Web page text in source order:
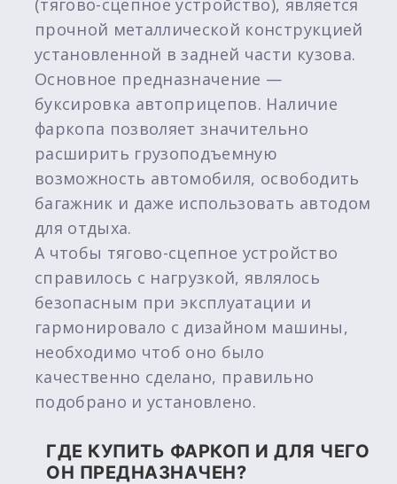
(тягово-сцепное устройство), является
прочной металлической конструкцией
установленной в задней части кузова.
Основное предназначение —
буксировка автоприцепов. Наличие
фаркопа позволяет значительно
расширить грузоподъемную
возможность автомобиля, освободить
багажник и даже использовать автодом
для отдыха.
А чтобы тягово-сцепное устройство
справилось с нагрузкой, являлось
безопасным при эксплуатации и
гармонировало с дизайном машины,
необходимо чтоб оно было
качественно сделано, правильно
подобрано и установлено.
ГДЕ КУПИТЬ ФАРКОП И ДЛЯ ЧЕГО
ОН ПРЕДНАЗНАЧЕН?